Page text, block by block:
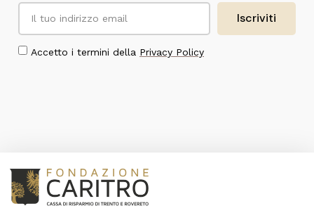
Accetto i termini della Privacy Policy
Iscriviti